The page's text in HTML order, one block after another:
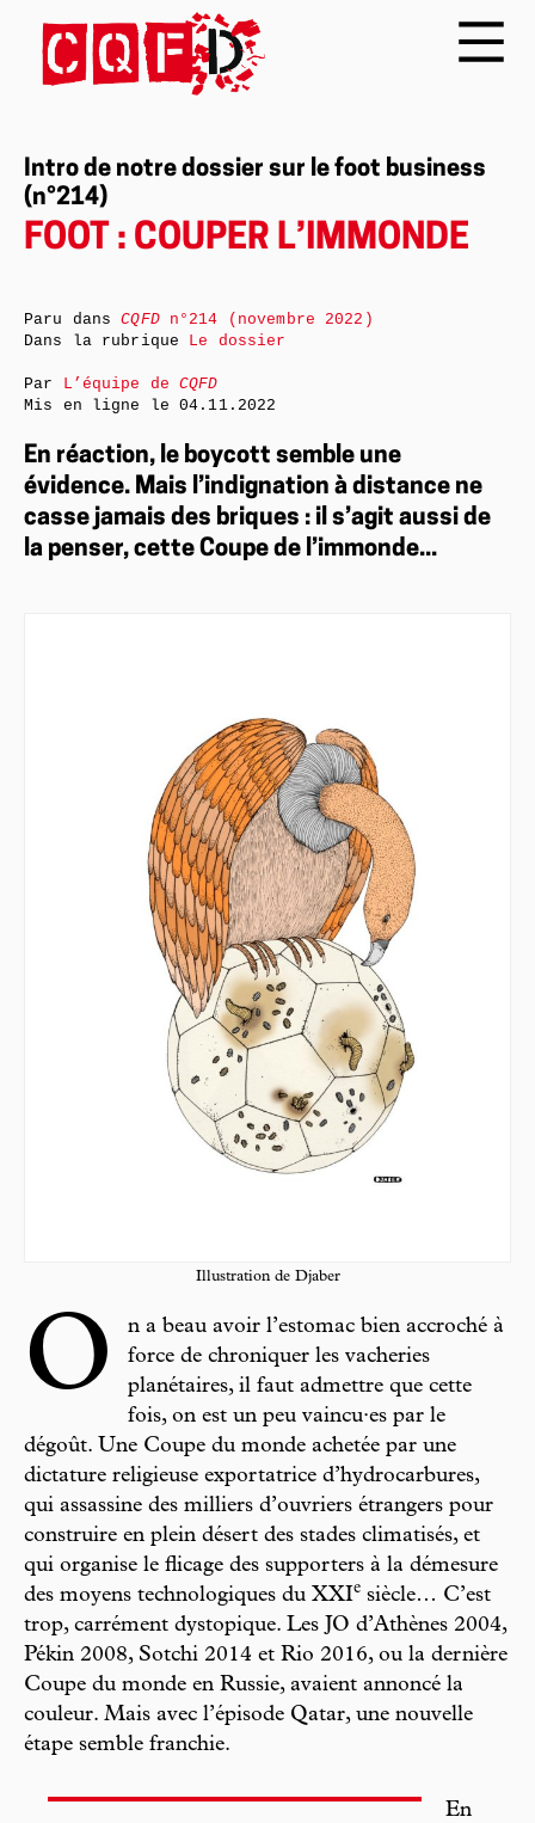
Intro de notre dossier sur le foot business
(n°214)
FOOT : COUPER L’IMMONDE
En réaction, le boycott semble une
évidence. Mais l’indignation à distance ne
casse jamais des briques : il s’agit aussi de
la penser, cette Coupe de l’immonde...
Illustration de Djaber
O
n a beau avoir l’estomac bien accroché à
force de chroniquer les vacheries
planétaires, il faut admettre que cette
fois, on est un peu vaincu·es par le
dégoût. Une Coupe du monde achetée par une
dictature religieuse exportatrice d’hydrocarbures,
qui assassine des milliers d’ouvriers étrangers pour
construire en plein désert des stades climatisés, et
qui organise le flicage des supporters à la démesure
des moyens technologiques du XXIe siècle… C’est
trop, carrément dystopique. Les JO d’Athènes 2004,
Pékin 2008, Sotchi 2014 et Rio 2016, ou la dernière
Coupe du monde en Russie, avaient annoncé la
couleur. Mais avec l’épisode Qatar, une nouvelle
étape semble franchie.
En
Paru dansCQFDn°214 (novembre 2022)
Dans la rubrique Le dossier
Par L’équipe deCQFD
Mis en ligne le04.11.2022